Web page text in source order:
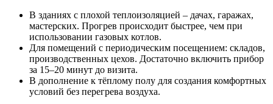
В зданиях с плохой теплоизоляцией – дачах, гаражах,
мастерских. Прогрев происходит быстрее, чем при
использовании газовых котлов.
Для помещений с периодическим посещением: складов,
производственных цехов. Достаточно включить прибор
за 15–20 минут до визита.
В дополнение к тёплому полу для создания комфортных
условий без перегрева воздуха.